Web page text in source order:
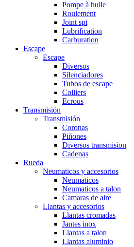
Pompe à huile
Roulement
Joint spi
Lubrification
Carburation
Escape
Escape
Diversos
Silenciadores
Tubos de escape
Colliers
Ecrous
Transmisión
Transmisión
Coronas
Piñones
Diversos transmision
Cadenas
Rueda
Neumaticos y accesorios
Neumaticos
Neumaticos a talon
Camaras de aire
Llantas y accesorios
Llantas cromadas
Jantes inox
Llantas a talon
Llantas aluminio